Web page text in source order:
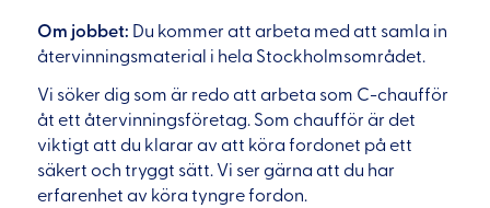
Om jobbet: Du kommer att arbeta med att samla in
återvinningsmaterial i hela Stockholmsområdet.
Vi söker dig som är redo att arbeta som C-chaufför
åt ett återvinningsföretag. Som chaufför är det
viktigt att du klarar av att köra fordonet på ett
säkert och tryggt sätt. Vi ser gärna att du har
erfarenhet av köra tyngre fordon.